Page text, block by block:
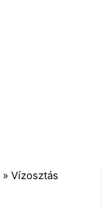
» Vízosztás